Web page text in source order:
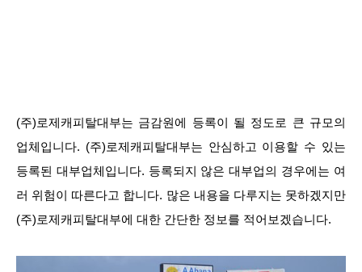
(주)로제캐피탈대부는 금감원에 등록이 될 정도로 큰 규모의
업체입니다. (주)로제캐피탈대부는 안심하고 이용할 수 있는
등록된 대부업체입니다. 등록되지 않은 대부업의 경우에는 여
러 위험이 따른다고 합니다. 많은 내용을 다루지는 못하겠지만
(주)로제캐피탈대부에 대한 간단한 정보를 적어보겠습니다.